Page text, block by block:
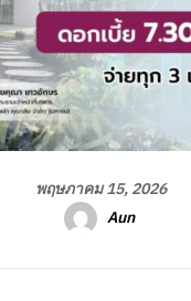
พฤษภาคม 15, 2026
Aun